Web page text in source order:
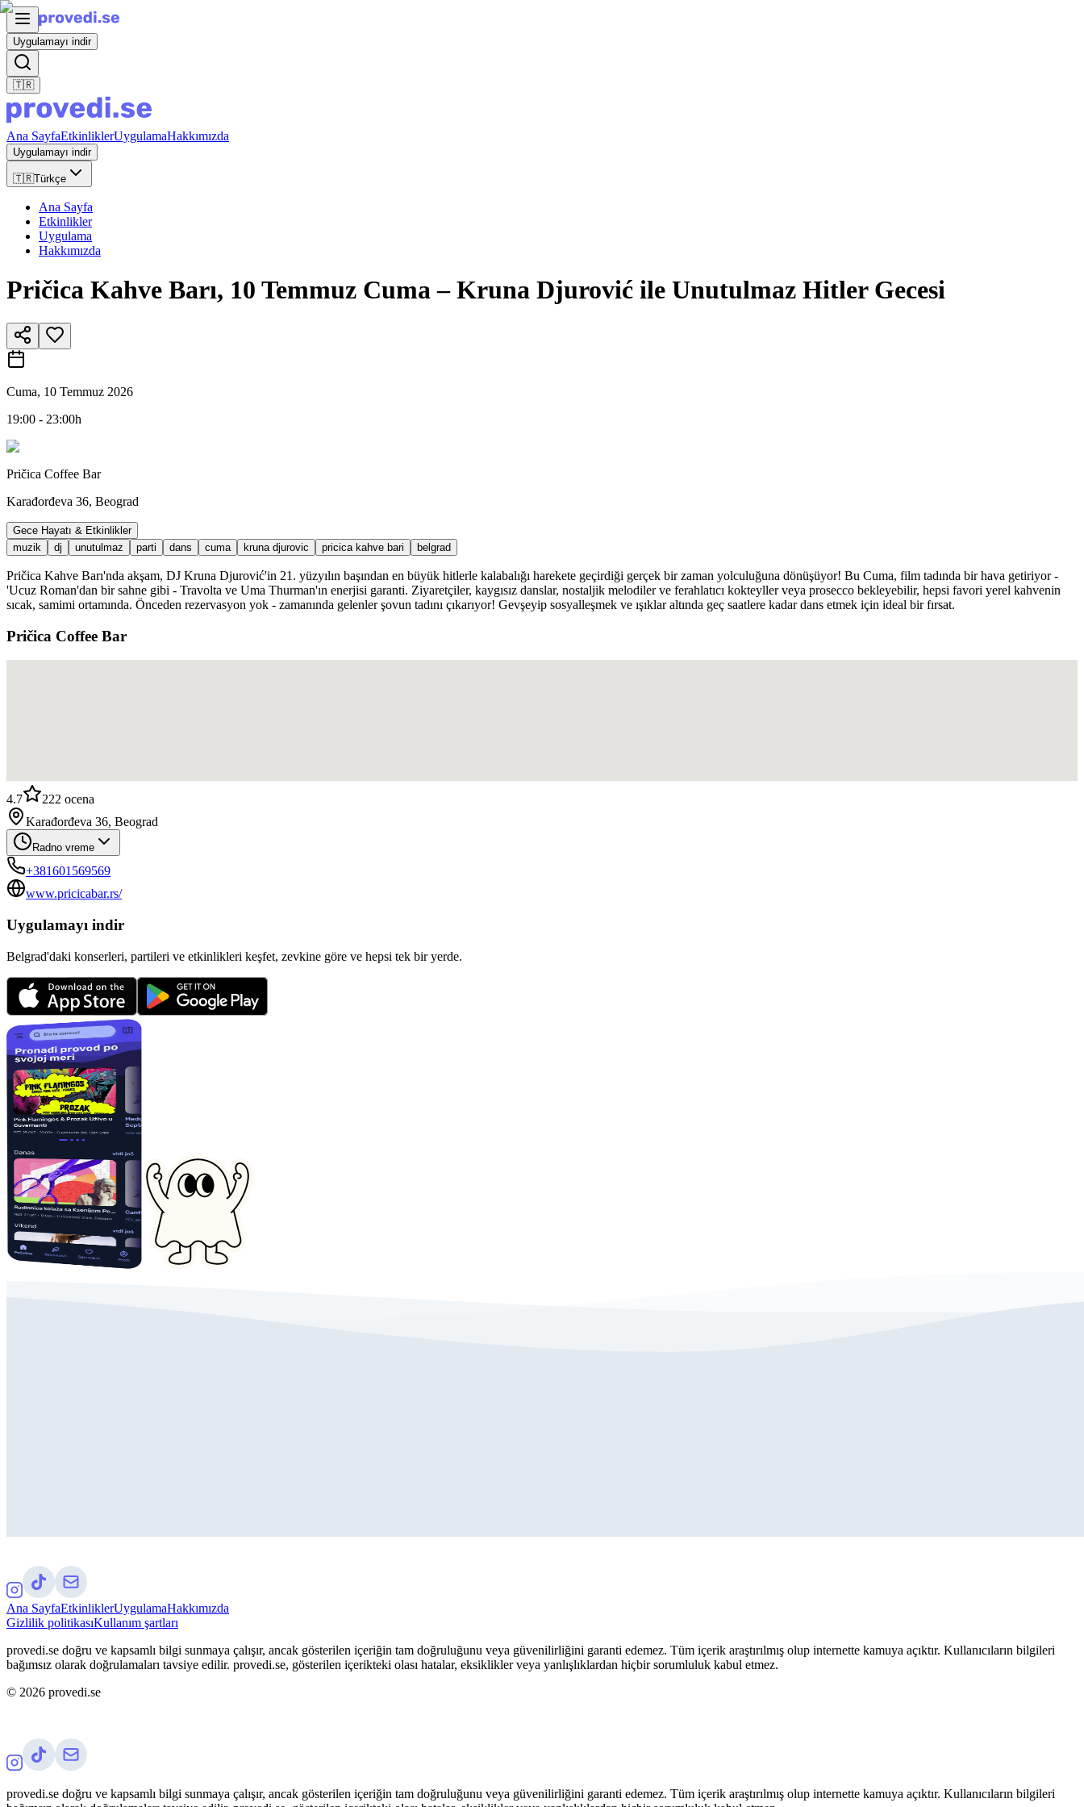
Uygulamayı indir
🇹🇷
Ana SayfaEtkinliklerUygulamaHakkımızda
Uygulamayı indir
🇹🇷Türkçe
Ana Sayfa
Etkinlikler
Uygulama
Hakkımızda
Pričica Kahve Barı, 10 Temmuz Cuma – Kruna Djurović ile Unutulmaz Hitler Gecesi
Cuma, 10 Temmuz 2026
19:00 - 23:00h
Pričica Coffee Bar
Karađorđeva 36, Beograd
Gece Hayatı & Etkinlikler
muzik
dj unutulmaz parti dans cuma kruna djurovic pricica kahve bari belgrad
Pričica Kahve Barı'nda akşam, DJ Kruna Djurović'in 21. yüzyılın başından en büyük hitlerle kalabalığı harekete geçirdiği gerçek bir zaman yolculuğuna dönüşüyor! Bu Cuma, film tadında bir hava getiriyor -
'Ucuz Roman'dan bir sahne gibi - Travolta ve Uma Thurman'ın enerjisi garanti. Ziyaretçiler, kaygısız danslar, nostaljik melodiler ve ferahlatıcı kokteyller veya prosecco bekleyebilir, hepsi favori yerel kahvenin
sıcak, samimi ortamında. Önceden rezervasyon yok - zamanında gelenler şovun tadını çıkarıyor! Gevşeyip sosyalleşmek ve ışıklar altında geç saatlere kadar dans etmek için ideal bir fırsat.
Pričica Coffee Bar
4.7 222 ocena
Karađorđeva 36, Beograd
Radno vreme
+381601569569
www.pricicabar.rs/
Uygulamayı indir
Belgrad'daki konserleri, partileri ve etkinlikleri keşfet, zevkine göre ve hepsi tek bir yerde.
Ana SayfaEtkinliklerUygulamaHakkımızda
Gizlilik politikasıKullanım şartları
provedi.se doğru ve kapsamlı bilgi sunmaya çalışır, ancak gösterilen içeriğin tam doğruluğunu veya güvenilirliğini garanti edemez. Tüm içerik araştırılmış olup internette kamuya açıktır. Kullanıcıların bilgileri
bağımsız olarak doğrulamaları tavsiye edilir. provedi.se, gösterilen içerikteki olası hatalar, eksiklikler veya yanlışlıklardan hiçbir sorumluluk kabul etmez.
© 2026 provedi.se
provedi.se doğru ve kapsamlı bilgi sunmaya çalışır, ancak gösterilen içeriğin tam doğruluğunu veya güvenilirliğini garanti edemez. Tüm içerik araştırılmış olup internette kamuya açıktır. Kullanıcıların bilgileri